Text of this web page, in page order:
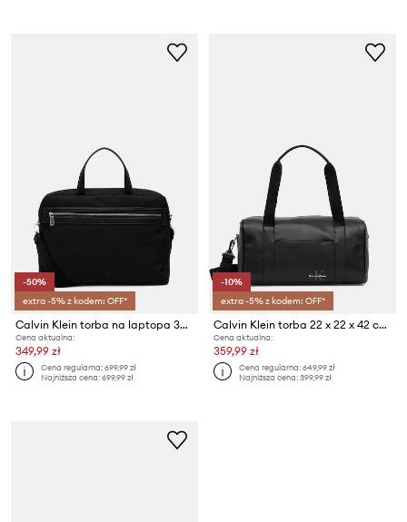
-50%
extra -5% z kodem: OFF*
Calvin Klein torba na laptopa 39 x 29 x 8,5 cm
Cena aktualna:
349,99 zł
Cena regularna:699,99 zł
Najniższa cena:699,99 zł
-10%
extra -5% z kodem: OFF*
Calvin Klein torba 22 x 22 x 42 cm
Cena aktualna:
359,99 zł
Cena regularna:649,99 zł
Najniższa cena:399,99 zł